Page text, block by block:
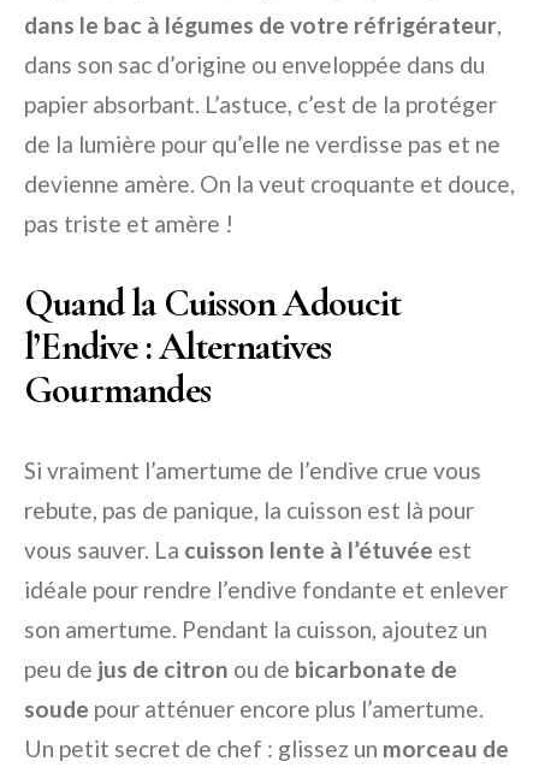
dans le bac à légumes de votre réfrigérateur,
dans son sac d’origine ou enveloppée dans du
papier absorbant. L’astuce, c’est de la protéger
de la lumière pour qu’elle ne verdisse pas et ne
devienne amère. On la veut croquante et douce,
pas triste et amère !
Quand la Cuisson Adoucit
l’Endive : Alternatives
Gourmandes
Si vraiment l’amertume de l’endive crue vous
rebute, pas de panique, la cuisson est là pour
vous sauver. La cuisson lente à l’étuvée est
idéale pour rendre l’endive fondante et enlever
son amertume. Pendant la cuisson, ajoutez un
peu de jus de citron ou de bicarbonate de
soude pour atténuer encore plus l’amertume.
Un petit secret de chef : glissez un morceau de